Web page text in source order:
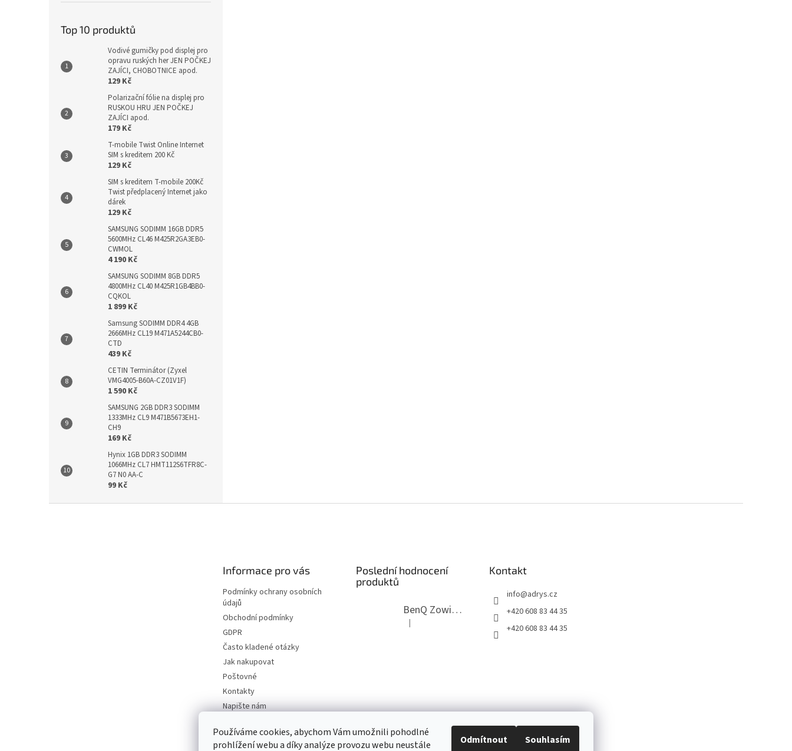
Používáme cookies, abychom Vám umožnili pohodlné
prohlížení webu a díky analýze provozu webu neustále
Odmítnout Souhlasím
Top 10 produktů
Vodivé gumičky pod displej pro
opravu ruských her JEN POČKEJ
ZAJÍCI, CHOBOTNICE apod.
129 Kč
Polarizační fólie na displej pro
RUSKOU HRU JEN POČKEJ
ZAJÍCI apod.
179 Kč
T-mobile Twist Online Internet
SIM s kreditem 200 Kč
129 Kč
SIM s kreditem T-mobile 200Kč
Twist předplacený Internet jako
dárek
129 Kč
SAMSUNG SODIMM 16GB DDR5
5600MHz CL46 M425R2GA3EB0-
CWMOL
4 190 Kč
SAMSUNG SODIMM 8GB DDR5
4800MHz CL40 M425R1GB4BB0-
CQKOL
1 899 Kč
Samsung SODIMM DDR4 4GB
2666MHz CL19 M471A5244CB0-
CTD
439 Kč
CETIN Terminátor (Zyxel
VMG4005-B60A-CZ01V1F)
1 590 Kč
SAMSUNG 2GB DDR3 SODIMM
1333MHz CL9 M471B5673EH1-
CH9
169 Kč
Hynix 1GB DDR3 SODIMM
1066MHz CL7 HMT112S6TFR8C-
G7 N0 AA-C
99 Kč
Informace pro vás
Podmínky ochrany osobních
údajů
Obchodní podmínky
GDPR
Často kladené otázky
Jak nakupovat
Poštovné
Kontakty
Napište nám
Poslední hodnocení
produktů
BenQ Zowie RL2755T černý
Hodnocení produktu je 5 z 5 hvězdiček.
|
Kontakt
info@adrys.cz
+420 608 83 44 35
+420 608 83 44 35